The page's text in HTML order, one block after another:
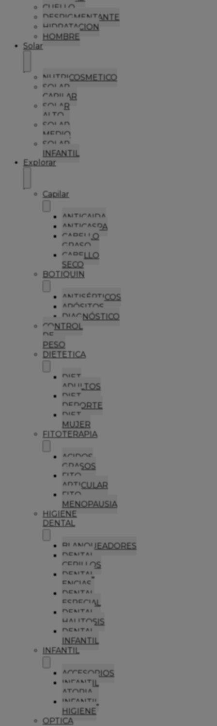
CUELLO
DESPIGMENTANTE
HIDRATACION
HOMBRE
Solar
NUTRICOSMETICO
SOLAR
CAPILAR
SOLAR
ALTO
SOLAR
MEDIO
SOLAR
INFANTIL
Explorar
Capilar
ANTICAIDA
ANTICASPA
CABELLO
GRASO
CABELLO
SECO
BOTIQUIN
ANTISÉPTICOS
APÓSITOS
DIAGNÓSTICO
CONTROL
DE
PESO
DIETETICA
DIET
ADULTOS
DIET
DEPORTE
DIET
MUJER
FITOTERAPIA
ACIDOS
GRASOS
FITO
ARTICULAR
FITO
MENOPAUSIA
HIGIENE
DENTAL
BLANQUEADORES
DENTAL
CEPILLOS
DENTAL
ENCIAS
DENTAL
ESPECIAL
DENTAL
HALITOSIS
DENTAL
INFANTIL
INFANTIL
ACCESORIOS
INFANTIL
ATOPIA
INFANTIL
HIGIENE
OPTICA